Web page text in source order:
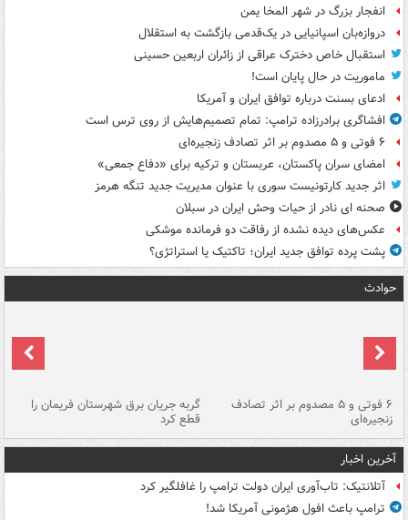
انفجار بزرگ در شهر المخا یمن
دروازه‌بان اسپانیایی در یک‌قدمی بازگشت به استقلال
استقبال خاص دخترک عراقی از زائران اربعین حسینی
ماموریت در حال پایان است!
ادعای بسنت درباره توافق ایران و آمریکا
افشاگری برادرزاده ترامپ: تمام تصمیم‌هایش از روی ترس است
۶ فوتی و ۵ مصدوم بر اثر تصادف زنجیره‌ای
امضای سران پاکستان، عربستان و ترکیه برای «دفاع جمعی»
اثر جدید کارتونیست سوری با عنوان مدیریت جدید تنگه هرمز
صحنه ای نادر از حیات وحش ایران در سبلان
عکس‌های دیده نشده از رفاقت دو فرمانده‌ موشکی
پشت پرده توافق جدید ایران؛ تاکتیک یا استراتژی؟
حوادث
۶ فوتی و ۵ مصدوم بر اثر تصادف
زنجیره‌ای
گربه جریان برق شهرستان فریمان را
قطع کرد
آخرین اخبار
آتلانتیک: تاب‌آوری ایران دولت ترامپ را غافلگیر کرد
ترامپ باعث افول هژمونی آمریکا شد!